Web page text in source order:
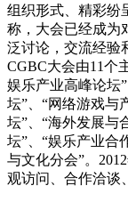
组织形式、精彩纷
称，大会已经成为
泛讨论，交流经验
CGBC大会由11个
娱乐产业高峰论坛
坛”、“网络游戏与
坛”、“海外发展与
坛”、“娱乐产业合
与文化分会”。
观访问、合作洽谈